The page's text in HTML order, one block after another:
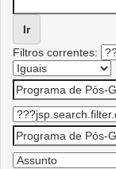
Filtros correntes: